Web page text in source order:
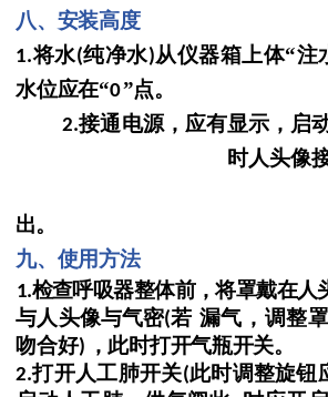
八、安装高度
1.将水(纯净水)从仪器箱上体“注
水位应在“0”点。
2.接通电源，应有显示，启
时人头像
出。
九、使用方法
1.检查呼吸器整体前，将罩戴在人
与人头像与气密(若 漏气，调整
吻合好) ， 此时打开气瓶开关。
2.打开人工肺开关(此时调整旋钮